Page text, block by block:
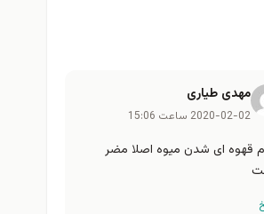
مهدی طیاری
2020-02-02 ساعت 15:06
قهوه ای شدن میوه اصلا مضر